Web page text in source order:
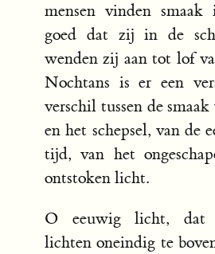
mensen vinden
goed dat zij in de
wenden zij aan tot lof
Nochtans is er een
verschil tussen de
en het schepsel, van de
tijd, van het
ontstoken licht.
O eeuwig licht, dat
lichten oneindig te